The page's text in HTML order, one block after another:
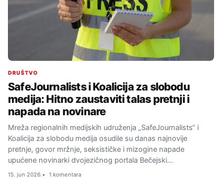
DRUŠTVO
SafeJournalists i Koalicija za slobodu
medija: Hitno zaustaviti talas pretnji i
napada na novinare
Mreža regionalnih medijskih udruženja „SafeJournalists“ i
Koalicija za slobodu medija osudile su danas najnovije
pretnje, govor mržnje, seksističke i mizogine napade
upućene novinarki dvojezičnog portala Bečejski…
15. jun 2026. 1 komentara